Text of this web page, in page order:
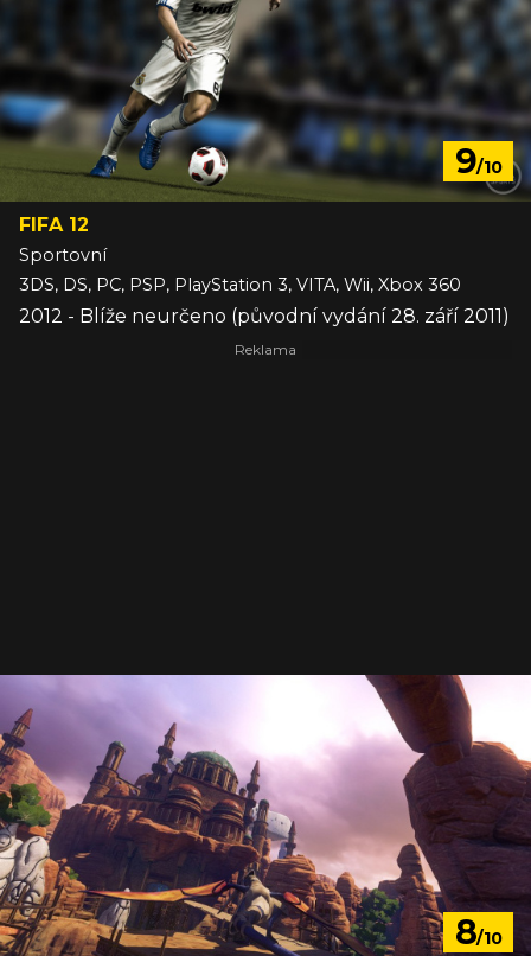
9/10
FIFA 12
Sportovní
3DS, DS, PC, PSP, PlayStation 3, VITA, Wii, Xbox 360
2012 - Blíže neurčeno (původní vydání 28. září 2011)
8/10